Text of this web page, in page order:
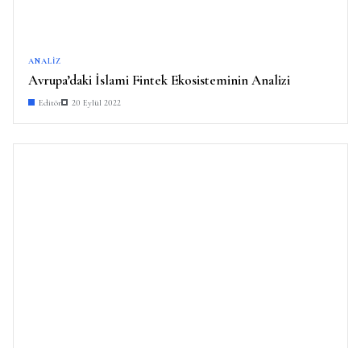
ANALIZ
Avrupa’daki İslami Fintek Ekosisteminin Analizi
Editör 20 Eylül 2022